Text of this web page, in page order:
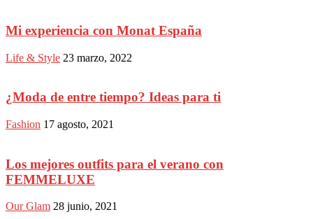
Mi experiencia con Monat España
Life & Style 23 marzo, 2022
¿Moda de entre tiempo? Ideas para ti
Fashion 17 agosto, 2021
Los mejores outfits para el verano con
FEMMELUXE
Our Glam 28 junio, 2021